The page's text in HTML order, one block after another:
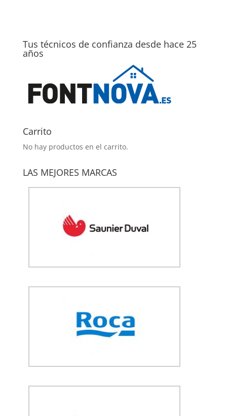
Tus técnicos de confianza desde hace 25
años
Carrito
No hay productos en el carrito.
LAS MEJORES MARCAS